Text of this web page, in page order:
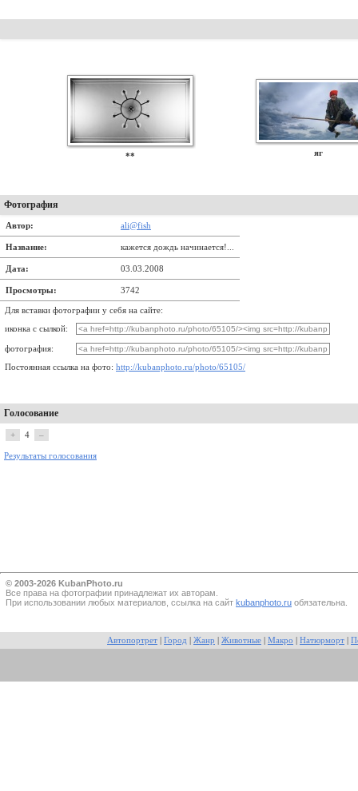
** яг
Фотография
Автор: ali@fish
Название: кажется дождь начинается!...
Дата: 03.03.2008
Просмотры: 3742
Для вставки фотографии у себя на сайте:
иконка с сылкой:
фотография:
Постоянная ссылка на фото: http://kubanphoto.ru/photo/65105/
Голосование
+ 4 –
Результаты голосования
© 2003-2026 KubanPhoto.ru
Все прaва на фотографии принадлежат их авторам.
При использовании любых материалов, ссылка на сайт kubanphoto.ru обязательна.
Автопортрет Город Жанр Животные Макро Натюрморт